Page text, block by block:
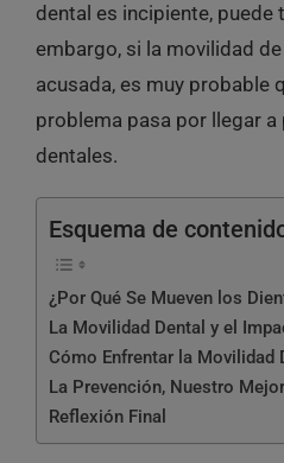
dental es incipiente, puede
embargo, si la movilidad
acusada, es muy probable
problema pasa por llegar a
dentales.
Esquema de
¿Por Qué Se Mueven los
La Movilidad Dental y el
Cómo Enfrentar la Movilidad
La Prevención, Nuestro
Reflexión Final